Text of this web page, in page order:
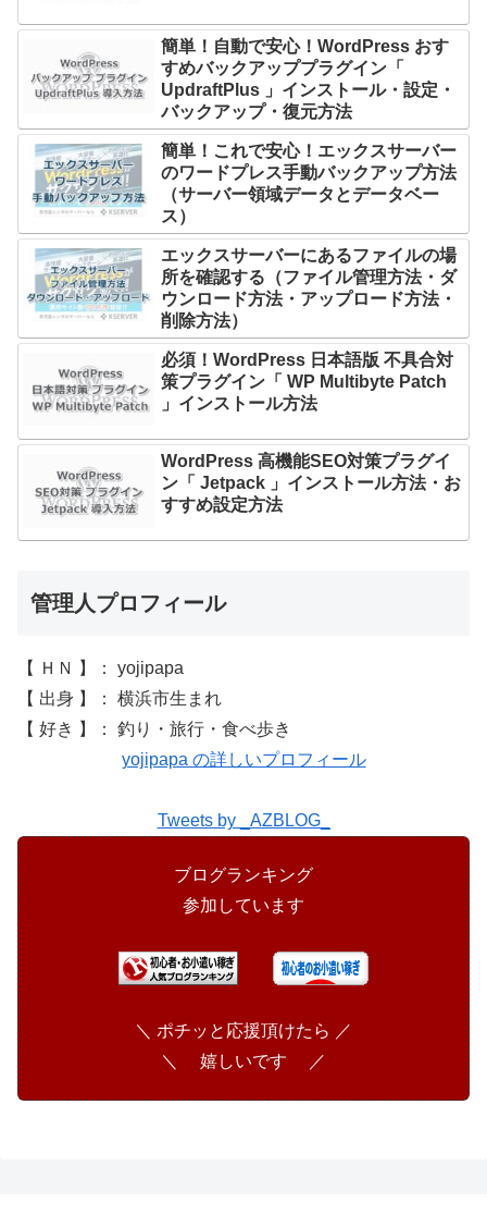
簡単！自動で安心！WordPress おす
すめバックアッププラグイン「
UpdraftPlus 」インストール・設定・
バックアップ・復元方法
簡単！これで安心！エックスサーバー
のワードプレス手動バックアップ方法
（サーバー領域データとデータベー
ス）
エックスサーバーにあるファイルの場
所を確認する（ファイル管理方法・ダ
ウンロード方法・アップロード方法・
削除方法）
必須！WordPress 日本語版 不具合対
策プラグイン「 WP Multibyte Patch
」インストール方法
WordPress 高機能SEO対策プラグイ
ン「 Jetpack 」インストール方法・お
すすめ設定方法
管理人プロフィール
【 ＨＮ 】： yojipapa
【 出身 】： 横浜市生まれ
【 好き 】： 釣り・旅行・食べ歩き
yojipapa の詳しいプロフィール
Tweets by _AZBLOG_
ブログランキング
参加しています
＼ ポチッと応援頂けたら ／
＼ 嬉しいです ／